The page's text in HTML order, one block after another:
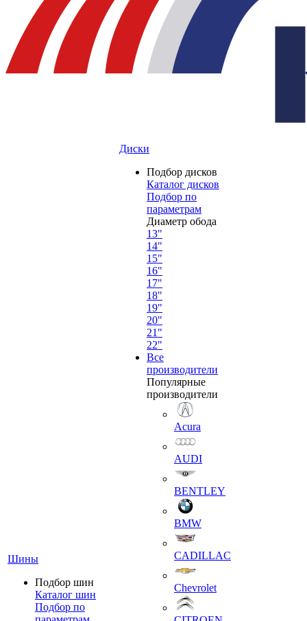
Шины
Подбор шин
Каталог шин
Подбор по
Диски
Подбор дисков
Каталог дисков
Подбор по
параметрам
Диаметр обода
13"
14"
15"
16"
17"
18"
19"
20"
21"
22"
Все
производители
Популярные
производители
Acura
AUDI
BENTLEY
BMW
CADILLAC
Chevrolet